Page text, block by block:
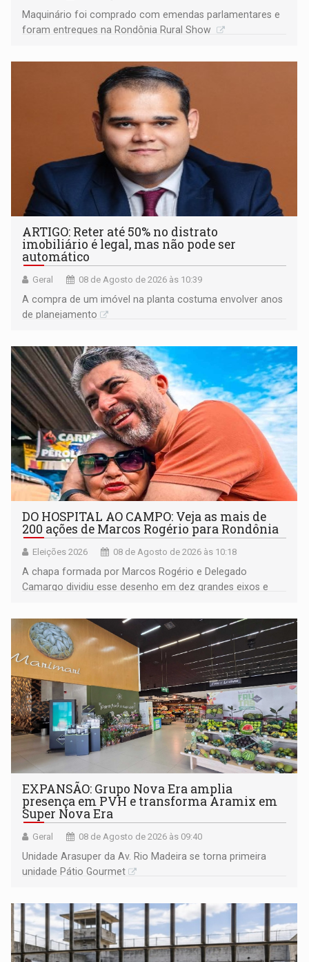
Maquinário foi comprado com emendas parlamentares e
foram entregues na Rondônia Rural Show
ARTIGO: Reter até 50% no distrato
imobiliário é legal, mas não pode ser
automático
Geral 08 de Agosto de 2026 às 10:39
A compra de um imóvel na planta costuma envolver anos
de planejamento
DO HOSPITAL AO CAMPO: Veja as mais de
200 ações de Marcos Rogério para Rondônia
Eleições 2026 08 de Agosto de 2026 às 10:18
A chapa formada por Marcos Rogério e Delegado
Camargo dividiu esse desenho em dez grandes eixos e
EXPANSÃO: Grupo Nova Era amplia
presença em PVH e transforma Aramix em
Super Nova Era
Geral 08 de Agosto de 2026 às 09:40
Unidade Arasuper da Av. Rio Madeira se torna primeira
unidade Pátio Gourmet